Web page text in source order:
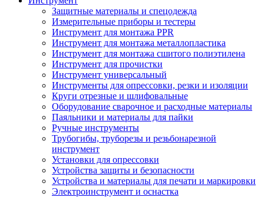
Защитные материалы и спецодежда
Измерительные приборы и тестеры
Инструмент для монтажа PPR
Инструмент для монтажа металлопластика
Инструмент для монтажа сшитого полиэтилена
Инструмент для прочистки
Инструмент универсальный
Инструменты для опрессовки, резки и изоляции
Круги отрезные и шлифовальные
Оборудование сварочное и расходные материалы
Паяльники и материалы для пайки
Ручные инструменты
Трубогибы, труборезы и резьбонарезной
инструмент
Установки для опрессовки
Устройства защиты и безопасности
Устройства и материалы для печати и маркировки
Электроинструмент и оснастка